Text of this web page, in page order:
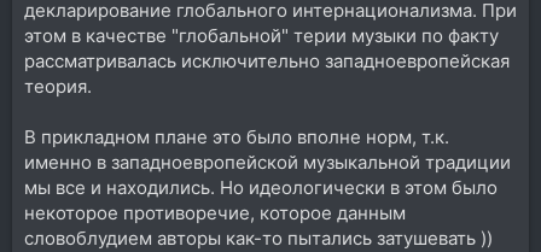
Учебник гармонии 1965г.
декларирование глобального интернационализма. При
этом в качестве "глобальной" терии музыки по факту
рассматривалась исключительно западноевропейская
теория.
В прикладном плане это было вполне норм, т.к.
именно в западноевропейской музыкальной традиции
мы все и находились. Но идеологически в этом было
некоторое противоречие, которое данным
словоблудием авторы как-то пытались затушевать ))